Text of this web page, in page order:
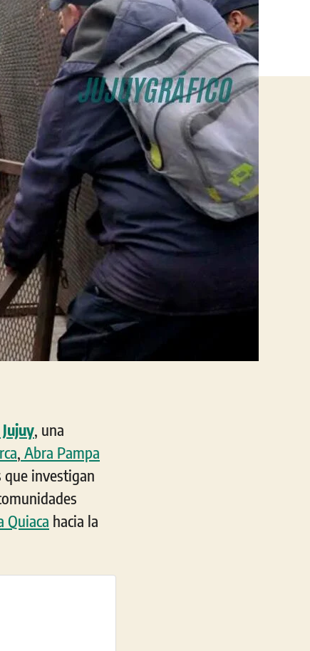
, una
, Abra Pampa
que investigan
Quiaca hacia la